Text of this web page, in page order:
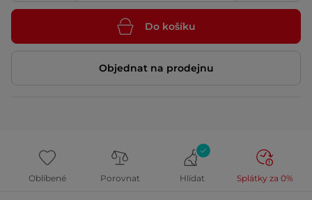
Do košíku
Objednat na prodejnu
Oblíbené Porovnat Hlídat Splátky za 0%